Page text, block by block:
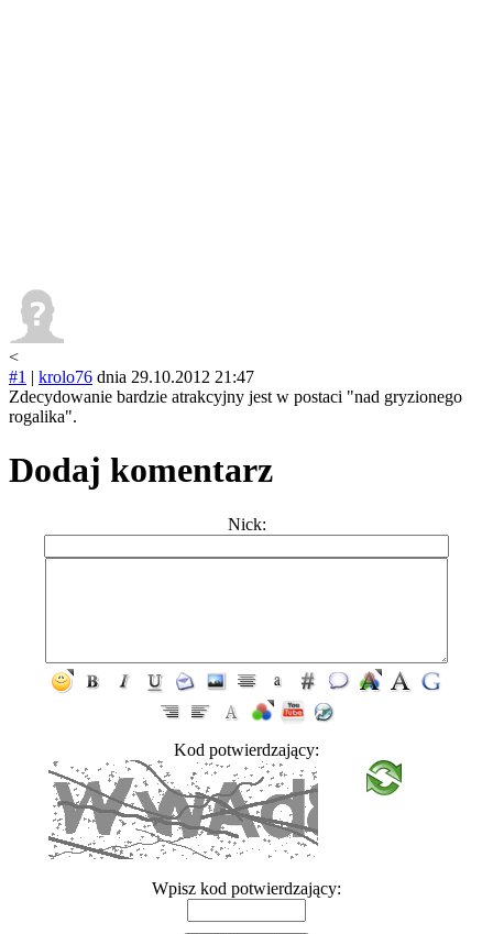
<
#1 | krolo76 dnia 29.10.2012 21:47
Zdecydowanie bardzie atrakcyjny jest w postaci "nad gryzionego
rogalika".
Dodaj komentarz
Nick:
Kod potwierdzający:
Wpisz kod potwierdzający: